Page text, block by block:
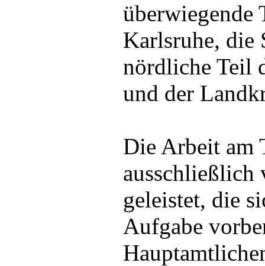
überwiegende
Karlsruhe, die
nördliche Teil
und der
Die Arbeit am
ausschließlich
geleistet, die
Aufgabe